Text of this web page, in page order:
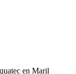
en Maril